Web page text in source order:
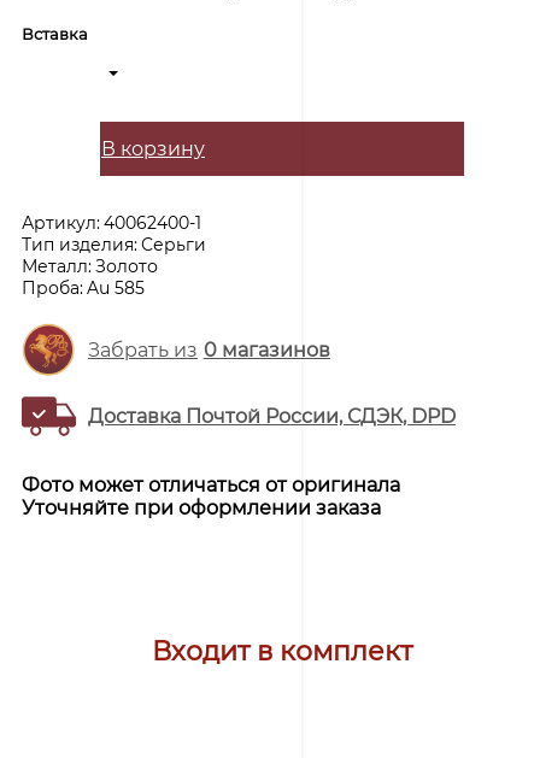
Вставка
В корзину
Артикул:40062400-1
Тип изделия:Серьги
Металл:Золото
Проба:Au 585
Забрать из 0магазинов
Доставка Почтой России, СДЭК, DPD
Фото может отличаться от оригинала
Уточняйте при оформлении заказа
Входит в комплект